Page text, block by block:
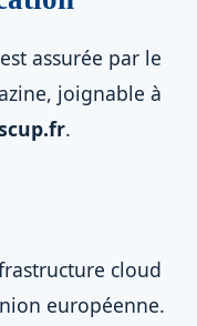
assurée par le
joignable à
.
cloud
européenne.